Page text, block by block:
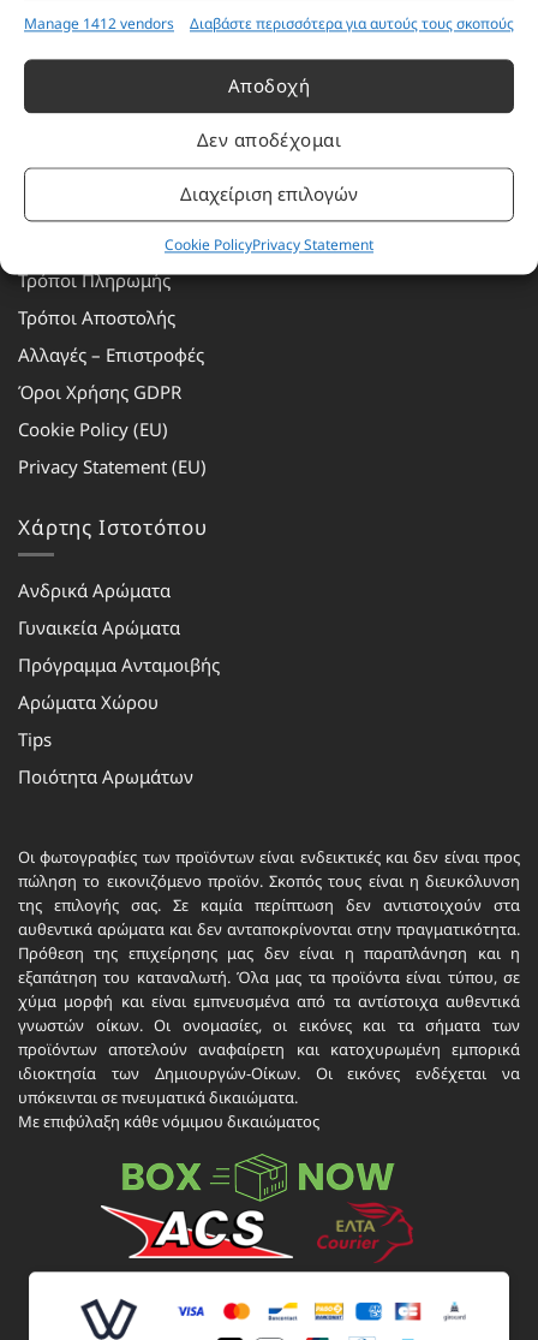
Manage 1412 vendors Διαβάστε περισσότερα για αυτούς τους σκοπούς
Αποδοχή
Δεν αποδέχομαι
Διαχείριση επιλογών
Cookie PolicyPrivacy Statement
Σάββατο - Κυριακή: Κλειστά
Πληροφορίες
Εταιρεία
Πρόγραμμα Ανταμοιβής
Τρόποι Πληρωμής
Τρόποι Αποστολής
Αλλαγές – Επιστροφές
Όροι Χρήσης GDPR
Cookie Policy (EU)
Privacy Statement (EU)
Χάρτης Ιστοτόπου
Ανδρικά Αρώματα
Γυναικεία Αρώματα
Πρόγραμμα Ανταμοιβής
Αρώματα Χώρου
Tips
Ποιότητα Αρωμάτων
Οι φωτογραφίες των προϊόντων είναι ενδεικτικές και δεν είναι προς
πώληση το εικονιζόμενο προϊόν. Σκοπός τους είναι η διευκόλυνση
της επιλογής σας. Σε καμία περίπτωση δεν αντιστοιχούν στα
αυθεντικά αρώματα και δεν ανταποκρίνονται στην πραγματικότητα.
Πρόθεση της επιχείρησης μας δεν είναι η παραπλάνηση και η
εξαπάτηση του καταναλωτή. Όλα μας τα προϊόντα είναι τύπου, σε
χύμα μορφή και είναι εμπνευσμένα από τα αντίστοιχα αυθεντικά
γνωστών οίκων. Οι ονομασίες, οι εικόνες και τα σήματα των
προϊόντων αποτελούν αναφαίρετη και κατοχυρωμένη εμπορικά
ιδιοκτησία των Δημιουργών-Οίκων. Οι εικόνες ενδέχεται να
υπόκεινται σε πνευματικά δικαιώματα.
Με επιφύλαξη κάθε νόμιμου δικαιώματος